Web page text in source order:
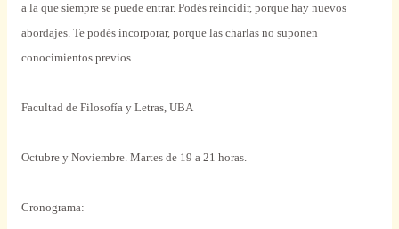
a la que siempre se puede entrar. Podés reincidir, porque hay nuevos
abordajes. Te podés incorporar, porque las charlas no suponen
conocimientos previos.
Facultad de Filosofía y Letras, UBA
Octubre y Noviembre. Martes de 19 a 21 horas.
Cronograma: